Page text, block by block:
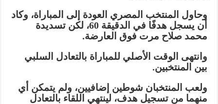
وحاول المنتخب المصري العودة إلى المباراة، وكاد
أن يسجل هدفًا في الدقيقة 60، لكن تسديدة
محمد صلاح مرت فوق العارضة.
وانتهى الوقت الأصلي للمباراة بالتعادل السلبي
بين المنتخبين.
ولعب المنتخبان شوطين إضافيين، ولم يتمكن أي
منهما من تسجيل هدف، لينتهي اللقاء بالتعادل